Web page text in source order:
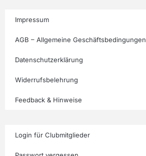
Impressum
AGB – Allgemeine Geschäftsbedingungen
Datenschutzerklärung
Widerrufsbelehrung
Feedback & Hinweise
Login für Clubmitglieder